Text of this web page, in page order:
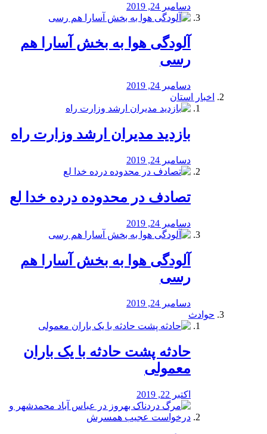
دسامبر 24, 2019
آلودگی هوا به بخش آسارا هم
رسی
دسامبر 24, 2019
اخبار استان
بازدید مدیران ارشد وزارت راه
دسامبر 24, 2019
تصادف در محدوده درده خدا لع
دسامبر 24, 2019
آلودگی هوا به بخش آسارا هم
رسی
دسامبر 24, 2019
حوادث
️حادثه پشت حادثه با یک باران
معمولی
اکتبر 22, 2019